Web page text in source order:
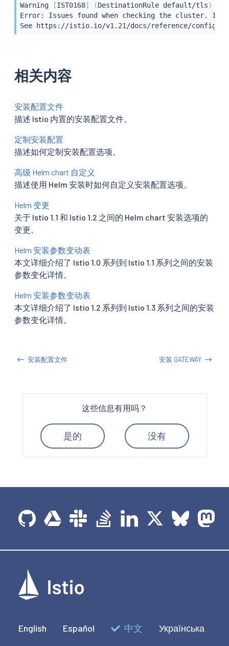
Warning
[IST0168] (DestinationRule default/tls)
Error: Issues found when checking the cluster.
See https://istio.io/v1.21/docs/reference/config/
相关内容
安装配置文件
描述 Istio 内置的安装配置文件。
定制安装配置
描述如何定制安装配置选项。
高级 Helm chart 自定义
描述使用 Helm 安装时如何自定义安装配置选项。
Helm 变更
关于 Istio 1.1 和 Istio 1.2 之间的 Helm chart 安装选项的
变更。
Helm 安装参数变动表
本文详细介绍了 Istio 1.0 系列到 Istio 1.1 系列之间的安装
参数变化详情。
Helm 安装参数变动表
本文详细介绍了 Istio 1.2 系列到 Istio 1.3 系列之间的安装
参数变化详情。
安装配置文件 安装 GATEWAY
这些信息有用吗？
是的 没有
English Español 中文 Українська